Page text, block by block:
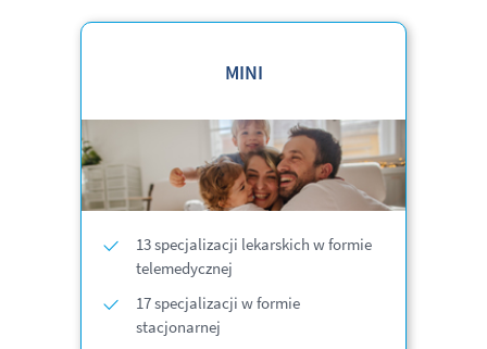
MINI
13 specjalizacji lekarskich w formie
telemedycznej
17 specjalizacji w formie
stacjonarnej